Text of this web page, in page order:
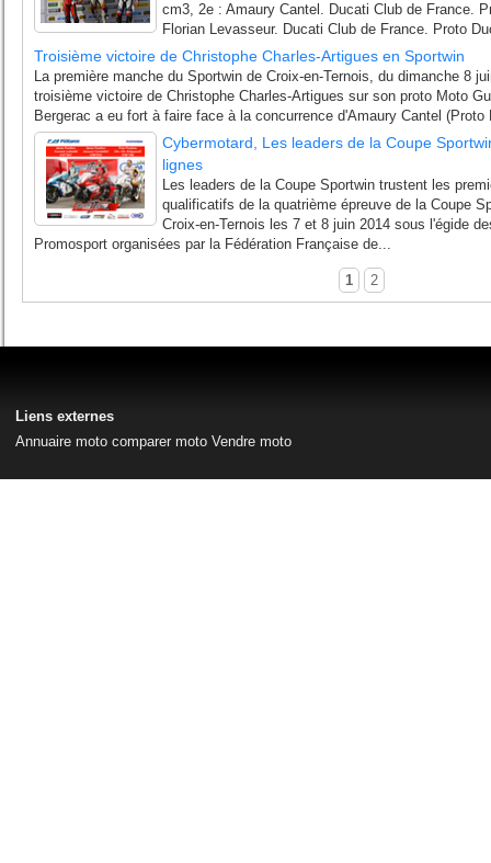
cm3, 2e : Amaury Cantel. Ducati Club de France.
Florian Levasseur. Ducati Club de France. Proto
Troisième victoire de Christophe Charles-Artigues en Sportwin
La première manche du Sportwin de Croix-en-Ternois, du dimanche 8
troisième victoire de Christophe Charles-Artigues sur son proto Moto
Bergerac a eu fort à faire face à la concurrence d'Amaury Cantel (Proto
Cybermotard, Les leaders de la Coupe
lignes
Les leaders de la Coupe Sportwin trustent les
qualificatifs de la quatrième épreuve de la Coupe
Croix-en-Ternois les 7 et 8 juin 2014 sous l'égide
Promosport organisées par la Fédération Française de...
1 2
Liens externes
Annuaire moto comparer moto Vendre moto